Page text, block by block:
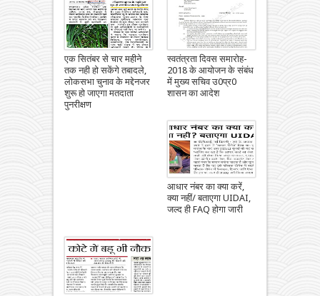
एक सितंबर से चार महीने
तक नही हो सकेंगे तबादले,
लोकसभा चुनाव के मद्देनजर
शुरू हो जाएगा मतदाता
पुनरीक्षण
स्वतंत्रता दिवस समारोह-
2018 के आयोजन के संबंध
में मुख्य सचिव उ0प्र0
शासन का आदेश
आधार नंबर का क्या करें,
क्या नहीं/ बताएगा UIDAI,
जल्द ही FAQ होगा जारी